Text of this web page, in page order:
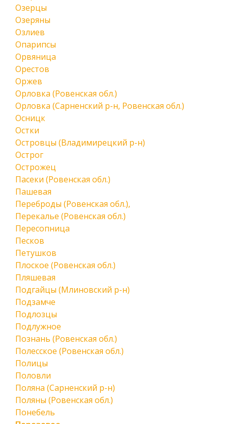
Озерцы
Озеряны
Озлиев
Опарипсы
Орвяница
Орестов
Оржев
Орловка (Ровенская обл.)
Орловка (Сарненский р-н, Ровенская обл.)
Осницк
Остки
Островцы (Владимирецкий р-н)
Острог
Острожец
Пасеки (Ровенская обл.)
Пашевая
Переброды (Ровенская обл.),
Перекалье (Ровенская обл.)
Пересопница
Песков
Петушков
Плоское (Ровенская обл.)
Пляшевая
Подгайцы (Млиновский р-н)
Подзамче
Подлозцы
Подлужное
Познань (Ровенская обл.)
Полесское (Ровенская обл.)
Полицы
Половли
Поляна (Сарненский р-н)
Поляны (Ровенская обл.)
Понебель